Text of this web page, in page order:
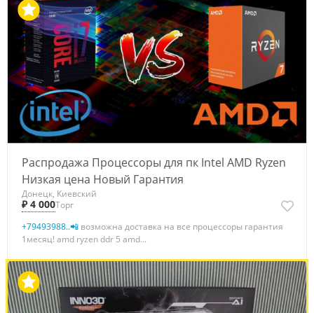
Распродажа Процессоры для пк Intel AMD Ryzen
Низкая цена Новый Гарантия
Донецк, Киевский
₽ 4 000Торг
+79493988..📲 возможна доставка на все процессоры гарантия
1месяц! amd ryzen ddr 5 amd...